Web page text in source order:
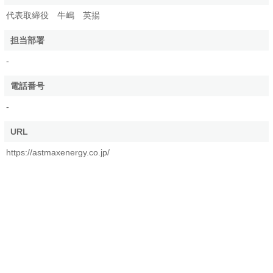
代表取締役 牛嶋 英揚
担当部署
-
電話番号
-
URL
https://astmaxenergy.co.jp/